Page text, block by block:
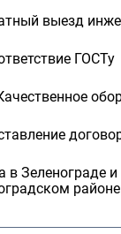
выезд
ГОСТу
в Зеленoграде и
районе